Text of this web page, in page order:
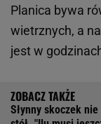
Planica bywa
wietrznych, a
jest w
Słynny skoczek